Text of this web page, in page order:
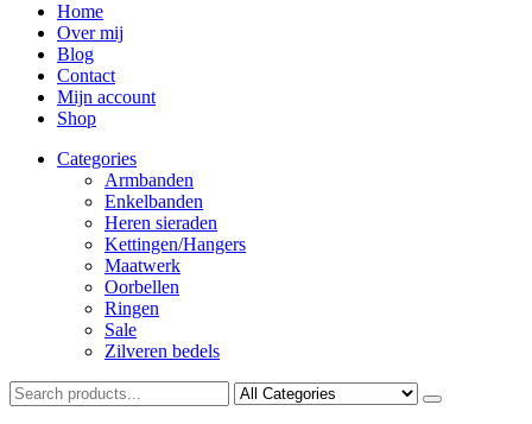
Home
Over mij
Blog
Contact
Mijn account
Shop
Categories
Armbanden
Enkelbanden
Heren sieraden
Kettingen/Hangers
Maatwerk
Oorbellen
Ringen
Sale
Zilveren bedels